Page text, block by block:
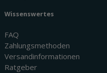
Wissenswertes
FAQ
Zahlungsmethoden
Versandinformationen
Ratgeber